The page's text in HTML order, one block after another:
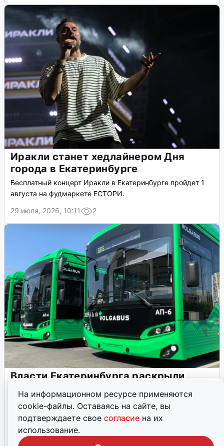
На информационном ресурсе применяются
cookie-файлы. Оставаясь на сайте, вы
подтверждаете свое согласие на их
использование.
Иракли станет хедлайнером Дня
города в Екатеринбурге
Бесплатный концерт Иракли в Екатеринбурге пройдет 1
августа на фудмаркете ЕСТОРИ.
29 июля, 2026, 10:11
2
Власти Екатеринбурга раскрыли
схему движения транспорта на День
города
праздника: транспорт будет работать до часа ночи.
29 июля, 2026, 09:06